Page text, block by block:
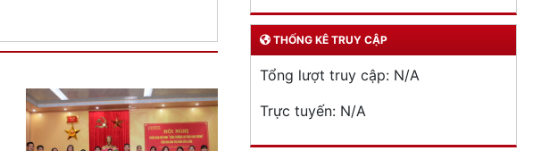
THỐNG KÊ TRUY CẬP
Tổng lượt truy cập: N/A
Trực tuyến: N/A